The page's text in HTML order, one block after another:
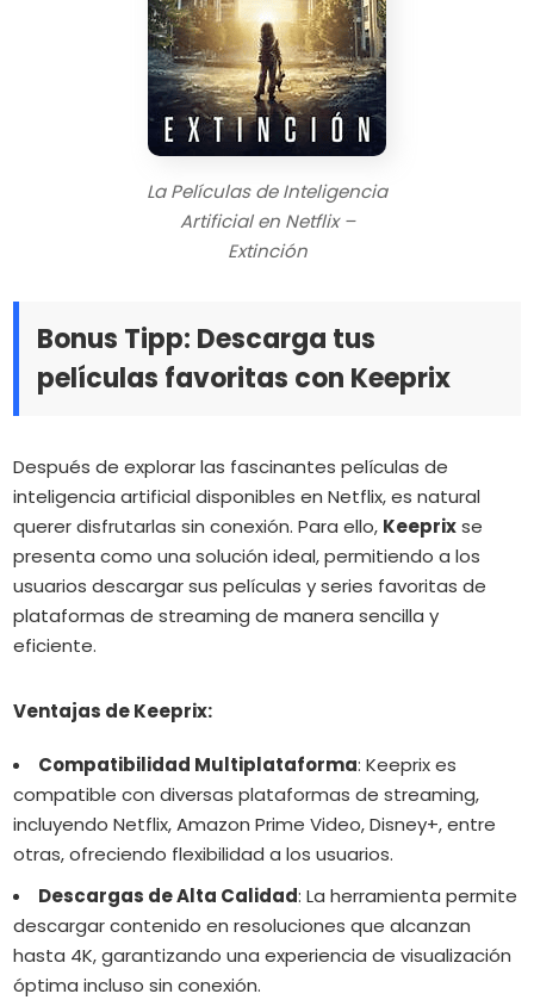
La Películas de Inteligencia
Artificial en Netflix –
Extinción
Bonus Tipp: Descarga tus
películas favoritas con Keeprix
Después de explorar las fascinantes películas de
inteligencia artificial disponibles en Netflix, es natural
querer disfrutarlas sin conexión.Para ello, Keeprixse
presenta como una solución ideal, permitiendo a los
usuarios descargar sus películas y series favoritas de
plataformas de streaming de manera sencilla y
eficiente.
Ventajas de Keeprix:
Compatibilidad Multiplataforma:Keeprix es
compatible con diversas plataformas de streaming,
incluyendo Netflix, Amazon Prime Video, Disney+, entre
otras, ofreciendo flexibilidad a los usuarios.
Descargas de Alta Calidad:La herramienta permite
descargar contenido en resoluciones que alcanzan
hasta 4K, garantizando una experiencia de visualización
óptima incluso sin conexión.